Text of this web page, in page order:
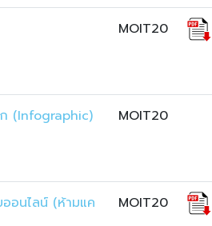
MOIT20
(Infographic)
MOIT20
ออนไลน์ (ห้ามแค
MOIT20